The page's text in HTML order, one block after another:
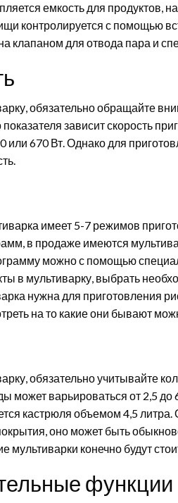
емкость для продуктов,
контролируется с помощью
клапаном для отвода пара и
обязательно обращайте
показателя зависит скорость
или 670 Вт. Однако для
имеет 5-7 режимов
в продаже имеются
можно с помощью
в мультиварку, выбрать
нужна для приготовления
на то какие они бывают
обязательно учитывайте
может варьироваться от 2,5
кастрюля объемом 4,5
оно может быть
мультиварки конечно будут
функции